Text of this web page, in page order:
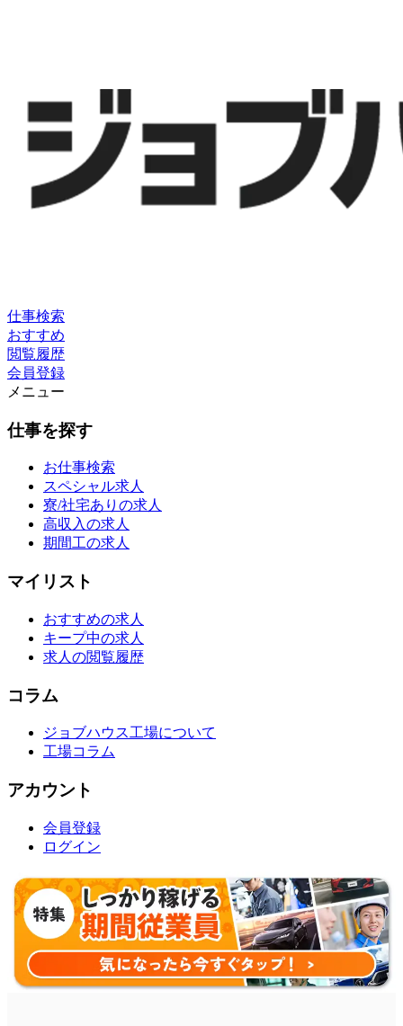
仕事検索
おすすめ
閲覧履歴
会員登録
メニュー
仕事を探す
お仕事検索
スペシャル求人
寮/社宅ありの求人
高収入の求人
期間工の求人
マイリスト
おすすめの求人
キープ中の求人
求人の閲覧履歴
コラム
ジョブハウス工場について
工場コラム
アカウント
会員登録
ログイン